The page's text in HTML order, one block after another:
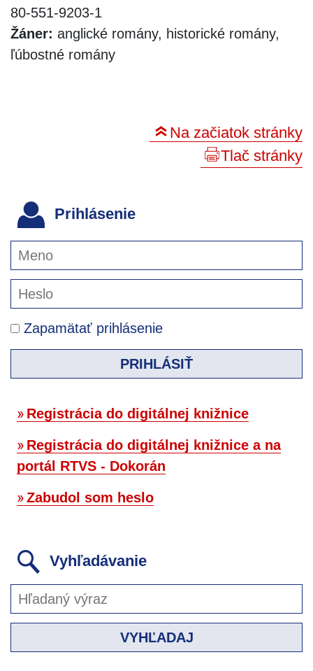
80-551-9203-1
Žáner: anglické romány, historické romány,
ľúbostné romány
Na začiatok stránky
Tlač stránky
Prihlásenie
Zapamätať prihlásenie
PRIHLÁSIŤ
Registrácia do digitálnej knižnice
Registrácia do digitálnej knižnice a na
portál RTVS - Dokorán
Zabudol som heslo
Vyhľadávanie
VYHĽADAJ